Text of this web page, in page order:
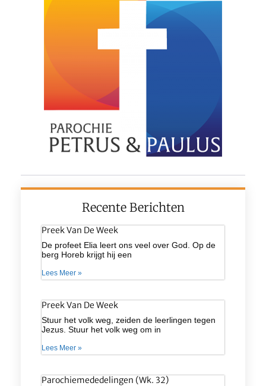
Recente Berichten
Preek Van De Week
De profeet Elia leert ons veel over God. Op de
berg Horeb krijgt hij een
Lees Meer »
Preek Van De Week
Stuur het volk weg, zeiden de leerlingen tegen
Jezus. Stuur het volk weg om in
Lees Meer »
Parochiemededelingen (wk. 32)